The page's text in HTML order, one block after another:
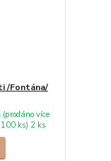
/Fontána/
(prodáno více
100 ks) 2 ks